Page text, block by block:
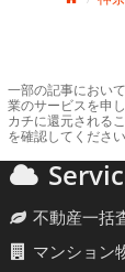
一部の記事におい
業のサービスを申
カチに還元される
を確認してください
不動産一括
マンション